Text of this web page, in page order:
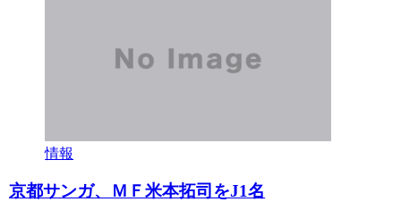
情報
京都サンガ、ＭＦ米本拓司をJ1名